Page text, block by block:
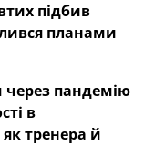
підбив
планами
через пандемію
в
тренера й